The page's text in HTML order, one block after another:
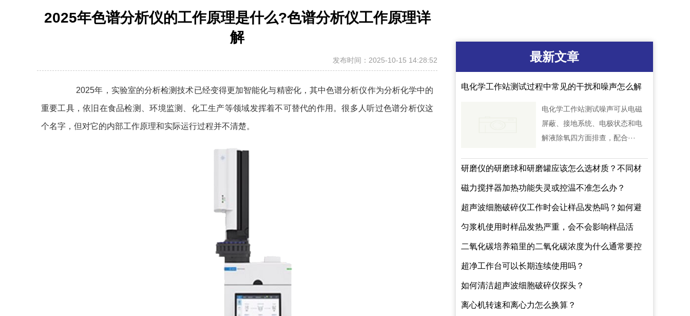
2025年色谱分析仪的工作原理是什么?色谱分析仪工作原理详
解
发布时间：2025-10-15 14:28:52
2025年，实验室的分析检测技术已经变得更加智能化与精密化，其中色谱分析仪作为分析化学中的
重要工具，依旧在食品检测、环境监测、化工生产等领域发挥着不可替代的作用。很多人听过色谱分析仪这
个名字，但对它的内部工作原理和实际运行过程并不清楚。
最新文章
电化学工作站测试过程中常见的干扰和噪声怎么解
电化学工作站测试噪声可从电磁
屏蔽、接地系统、电极状态和电
解液除氧四方面排查，配合···
研磨仪的研磨球和研磨罐应该怎么选材质？不同材
质会不会影响样品检测结果？
磁力搅拌器加热功能失灵或控温不准怎么办？
超声波细胞破碎仪工作时会让样品发热吗？如何避
免蛋白失活？
匀浆机使用时样品发热严重，会不会影响样品活
性？该如何避免？
二氧化碳培养箱里的二氧化碳浓度为什么通常要控
制在百分之五左右？
超净工作台可以长期连续使用吗？
如何清洁超声波细胞破碎仪探头？
离心机转速和离心力怎么换算？